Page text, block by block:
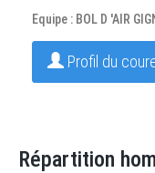
Equipe : BOL D 'AIR
Profil du
Répartition